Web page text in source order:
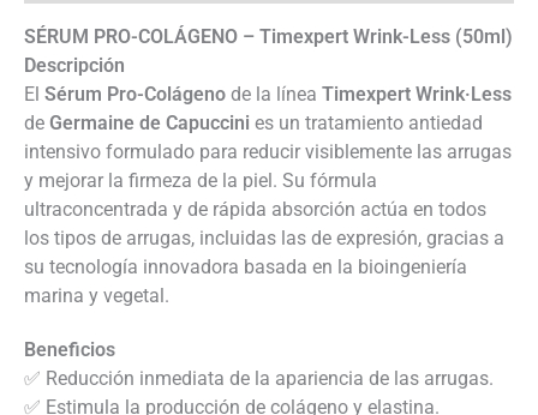
SÉRUM PRO-COLÁGENO – Timexpert Wrink-Less (50ml)
Descripción
El Sérum Pro-Colágeno de la línea Timexpert Wrink·Less
de Germaine de Capuccini es un tratamiento antiedad
intensivo formulado para reducir visiblemente las arrugas
y mejorar la firmeza de la piel. Su fórmula
ultraconcentrada y de rápida absorción actúa en todos
los tipos de arrugas, incluidas las de expresión, gracias a
su tecnología innovadora basada en la bioingeniería
marina y vegetal.
Beneficios
✅ Reducción inmediata de la apariencia de las arrugas.
✅ Estimula la producción de colágeno y elastina.